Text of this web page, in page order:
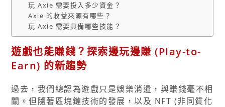
玩 Axie 需要投入多少資金？
Axie 的收益來源有哪些？
玩 Axie 需要具備哪些技能？
遊戲也能賺錢？探索邊玩邊賺 (Play-to-
Earn) 的新趨勢
過去，我們總認為遊戲只是娛樂消遣，與賺錢毫不相
關。但隨著區塊鏈技術的發展，以及 NFT (非同質化